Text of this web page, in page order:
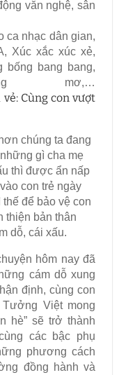
văn nghệ, sân
ca nhạc dân gian,
Xúc xắc xúc xẻ,
bống bang bang,
mơ,…
chúng ta đang
gì cha mẹ
thì được ẩn nấp
con trẻ ngày
để bảo vệ con
thiện bản thân
dỗ, cái xấu.
hôm nay đã
cám dỗ xung
định, cùng con
Việt mong
hè” sẽ trở thành
các bậc phụ
phương cách
đồng hành và